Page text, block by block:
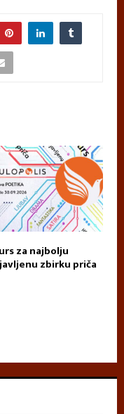
za najbolju
zbirku priča